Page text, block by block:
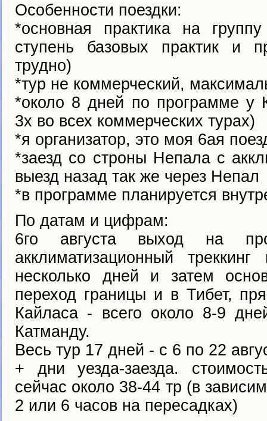
Особенности поездки:
*основная практика на
ступень базовых практик и
трудно)
*тур не коммерческий,
*около 8 дней по программе у
3х во всех коммерческих турах)
*я организатор, это моя 6ая
*заезд со строны Непала с
выезд назад так же через Непал
*в программе планируется
По датам и цифрам:
6го августа выход на
акклиматизационный
несколько дней и затем
переход границы и в Тибет,
Кайласа - всего около 8-9
Катманду.
Весь тур 17 дней - с 6 по 22
+ дни уезда-заезда.
сейчас около 38-44 тр (в
2 или 6 часов на пересадках)